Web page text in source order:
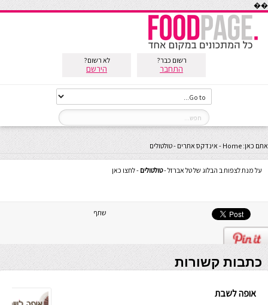
��
רשום כבר?
התחבר
לא רשום?
הירשם
אתם כאן: Home
- אינדקס אתרים -טולטולים
על מנת לצפות ב הבלוג של טל אברזל -טולטולים - לחצו כאן
שתף
כתבות קשורות
אופה לשבת